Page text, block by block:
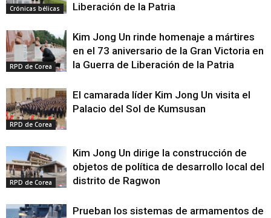
Crónicas bélicas
Liberación de la Patria
RPD de Corea
Kim Jong Un rinde homenaje a mártires
en el 73 aniversario de la Gran Victoria en
la Guerra de Liberación de la Patria
RPD de Corea
El camarada líder Kim Jong Un visita el
Palacio del Sol de Kumsusan
RPD de Corea
Kim Jong Un dirige la construcción de
objetos de política de desarrollo local del
distrito de Ragwon
Prueban los sistemas de armamentos de